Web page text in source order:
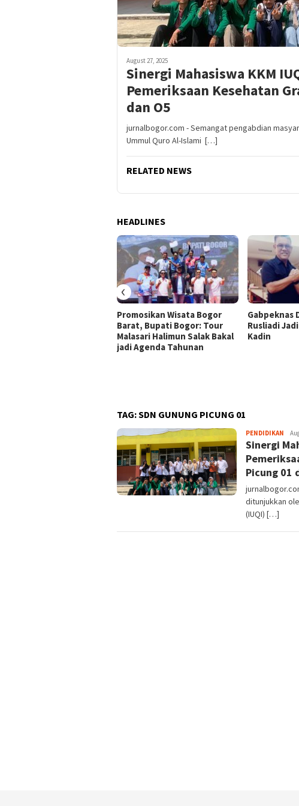
August 27, 2025
Sinergi Mahasiswa KKM
Pemeriksaan Kesehatan
dan O5
jurnalbogor.com - Semangat pengabdian
Ummul Quro Al-Islami […]
RELATED NEWS
HEADLINES
Promosikan Wisata Bogor
Barat, Bupati Bogor: Tour
Malasari Halimun Salak Bakal
jadi Agenda Tahunan
Gabpeknas
Rusliadi
Kadin
‹
TAG:SDN GUNUNG PICUNG 01
PENDIDIKAN
Sinergi
Picung 01
ditunjukkan
(IUQI) […]